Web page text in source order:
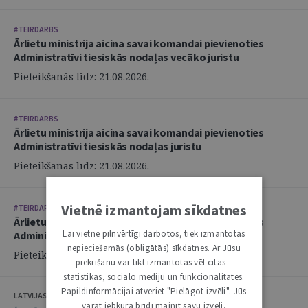
#TEIRDARBS
Ārlietu ministrija aicina savai komandai pievienoties
Administratīvi tiesiskās nodaļas vecāko juristu
Pieteikšanās līdz: 21.08.2026.
#TEIRDARBS
Ārlietu ministrija aicina savai komandai pievienoties
Administratīvi tiesiskās nodaļas juristu
Pieteikšanās līdz: 21.08.2026.
#TEIRDARBS
Ārlietu ministrija aicina savai komandai pievienoties
Administratīvi tiesiskās nodaļas juristu
Pieteikšanās līdz: 21.08.2026.
LATVIJAS ZVĒRINĀTU ADVOKĀTU PADOME
Vietnē izmantojam sīkdatnes
Lai vietne pilnvērtīgi darbotos, tiek izmantotas
nepieciešamās (obligātās) sīkdatnes. Ar Jūsu
piekrišanu var tikt izmantotas vēl citas –
statistikas, sociālo mediju un funkcionalitātes.
Papildinformācijai atveriet "Pielāgot izvēli". Jūs
varat jebkurā brīdī mainīt savu izvēli,